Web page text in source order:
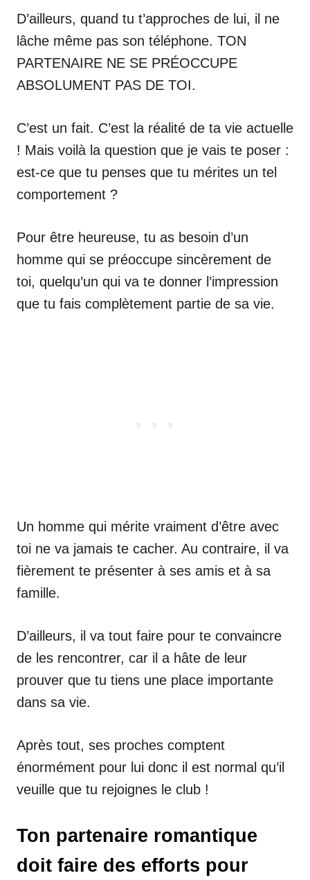
D’ailleurs, quand tu t’approches de lui, il ne
lâche même pas son téléphone. TON
PARTENAIRE NE SE PRÉOCCUPE
ABSOLUMENT PAS DE TOI.
C’est un fait. C’est la réalité de ta vie actuelle
! Mais voilà la question que je vais te poser :
est-ce que tu penses que tu mérites un tel
comportement ?
Pour être heureuse, tu as besoin d’un
homme qui se préoccupe sincèrement de
toi, quelqu’un qui va te donner l’impression
que tu fais complètement partie de sa vie.
Un homme qui mérite vraiment d’être avec
toi ne va jamais te cacher. Au contraire, il va
fièrement te présenter à ses amis et à sa
famille.
D’ailleurs, il va tout faire pour te convaincre
de les rencontrer, car il a hâte de leur
prouver que tu tiens une place importante
dans sa vie.
Après tout, ses proches comptent
énormément pour lui donc il est normal qu’il
veuille que tu rejoignes le club !
Ton partenaire romantique
doit faire des efforts pour